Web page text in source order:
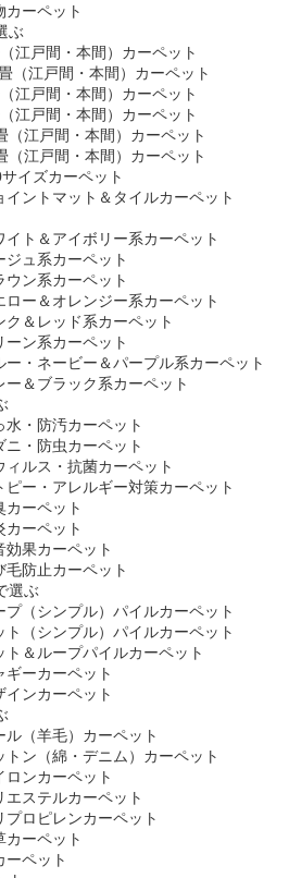
カーペット
ぶ
江戸間・本間）カーペット
（江戸間・本間）カーペット
江戸間・本間）カーペット
江戸間・本間）カーペット
（江戸間・本間）カーペット
（江戸間・本間）カーペット
イズカーペット
イントマット＆タイルカーペット
イト＆アイボリー系カーペット
ジュ系カーペット
ウン系カーペット
ロー＆オレンジー系カーペット
ク＆レッド系カーペット
ーン系カーペット
ー・ネービー＆パープル系カーペット
ー＆ブラック系カーペット
水・防汚カーペット
ニ・防虫カーペット
ィルス・抗菌カーペット
ピー・アレルギー対策カーペット
カーペット
カーペット
効果カーペット
毛防止カーペット
選ぶ
プ（シンプル）パイルカーペット
ト（シンプル）パイルカーペット
ト＆ループパイルカーペット
ギーカーペット
インカーペット
ル（羊毛）カーペット
トン（綿・デニム）カーペット
ロンカーペット
エステルカーペット
プロピレンカーペット
カーペット
ーペット